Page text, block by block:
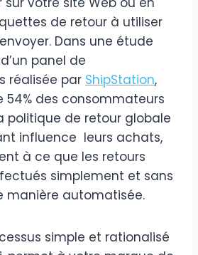
de retour à utiliser
Dans une étude
panel de
réalisée par ShipStation,
54% des consommateurs
politique de retour globale
influence leurs achats,
à ce que les retours
simplement et sans
manière automatisée.
simple et rationalisé